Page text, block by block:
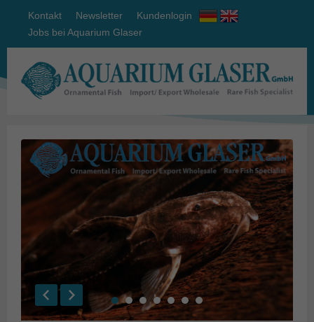
Kontakt Newsletter
Kundenlogin
Jobs bei Aquarium Glaser